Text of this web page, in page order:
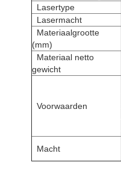
Lasertype
Lasermacht
Materiaalgrootte
(mm)
Materiaal netto
gewicht
Voorwaarden
Macht